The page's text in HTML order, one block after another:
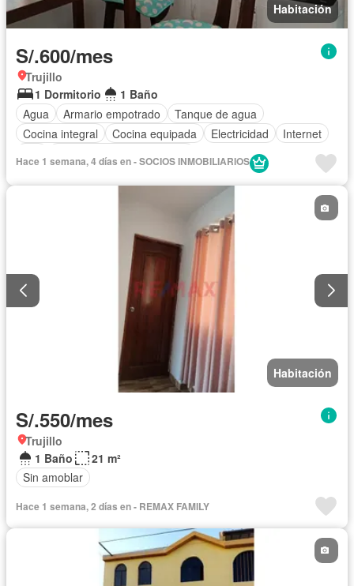
Habitación
S/.600/mes
Trujillo
1 Dormitorio
1 Baño
Agua
Armario empotrado
Tanque de agua
Cocina integral
Cocina equipada Electricidad
Internet
Hace 1 semana, 4 días en - SOCIOS INMOBILIARIOS
Habitación
S/.550/mes
Trujillo
1 Baño
21 m²
Sin amoblar
Hace 1 semana, 2 días en - REMAX FAMILY